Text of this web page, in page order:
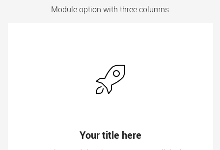
Module option with three columns
Your title here